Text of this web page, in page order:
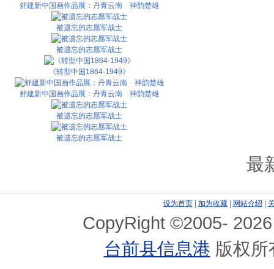
舒建新中国画作品展：丹青云南 神韵楚雄
被遗忘的志愿军战士
被遗忘的志愿军战士
《转型中国1864-1949》
舒建新中国画作品展：丹青云南 神韵楚雄
被遗忘的志愿军战士
被遗忘的志愿军战士
最
设为首页| 加为收藏| 网站介绍 |
CopyRight ©2005-
台前县信息港 版权